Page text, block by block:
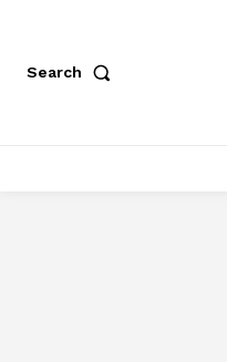
Search